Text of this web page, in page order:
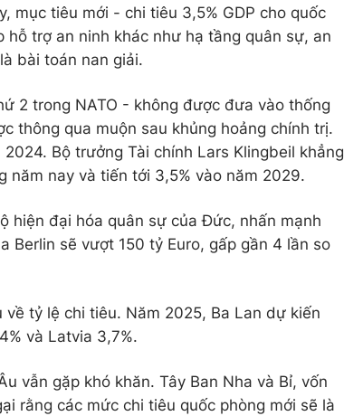
mục tiêu mới - chi tiêu 3,5% GDP cho quốc
hỗ trợ an ninh khác như hạ tầng quân sự, an
bài toán nan giải.
2 trong NATO - không được đưa vào thống
thông qua muộn sau khủng hoảng chính trị.
Bộ trưởng Tài chính Lars Klingbeil khẳng
năm nay và tiến tới 3,5% vào năm 2029.
hiện đại hóa quân sự của Đức, nhấn mạnh
Berlin sẽ vượt 150 tỷ Euro, gấp gần 4 lần so
tỷ lệ chi tiêu. Năm 2025, Ba Lan dự kiến
và Latvia 3,7%.
vẫn gặp khó khăn. Tây Ban Nha và Bỉ, vốn
rằng các mức chi tiêu quốc phòng mới sẽ là